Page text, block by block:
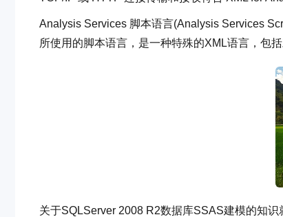
Analysis Services 脚本语言(Analysis Services
所使用的脚本语言，是一种特殊的XML语言，包
关于SQLServer 2008 R2数据库SSAS建模的知